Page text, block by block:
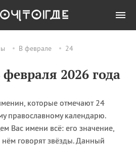
В феврале 24
2026 года
которые отмечают 24
православному календарю.
Вас имени всё: его значение,
нём говорят звёзды. Данный
ПРАЗДНИКИ
09.08 День воздушных
поцелуев
09.08 День святого
великомученика
Пантелеймона –
покровителя всех